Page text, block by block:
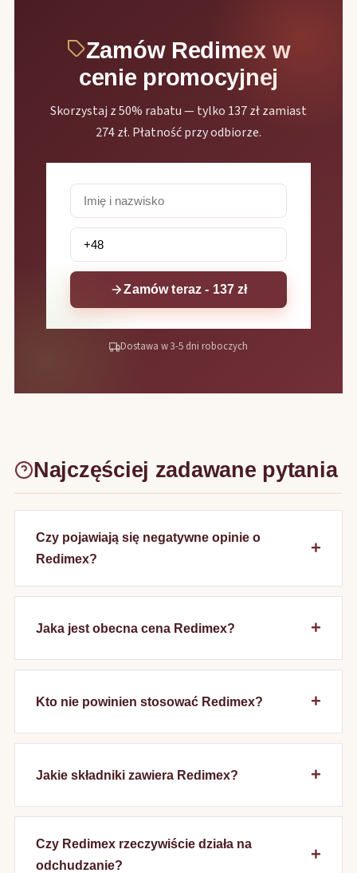
Zamów Redimex w
cenie promocyjnej
Skorzystaj z 50% rabatu — tylko 137 zł zamiast
274 zł. Płatność przy odbiorze.
Zamów teraz - 137 zł
Dostawa w 3-5 dni roboczych
Najczęściej zadawane pytania
Czy pojawiają się negatywne opinie o
Redimex?
Jaka jest obecna cena Redimex?
Kto nie powinien stosować Redimex?
Jakie składniki zawiera Redimex?
Czy Redimex rzeczywiście działa na
odchudzanie?